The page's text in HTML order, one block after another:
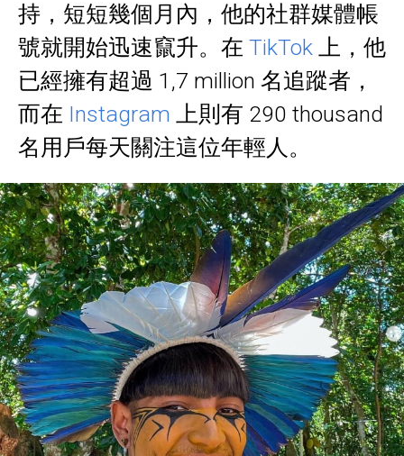
持，短短幾個月內，他的社群媒體帳
號就開始迅速竄升。在 TikTok 上，他
已經擁有超過 1,7 million 名追蹤者，
而在 Instagram 上則有 290 thousand
名用戶每天關注這位年輕人。